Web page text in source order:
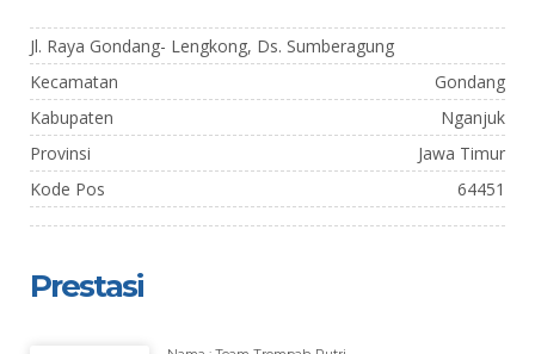
Jl. Raya Gondang- Lengkong, Ds. Sumberagung
Kecamatan
Gondang
Kabupaten
Nganjuk
Provinsi
Jawa Timur
Kode Pos
64451
Prestasi